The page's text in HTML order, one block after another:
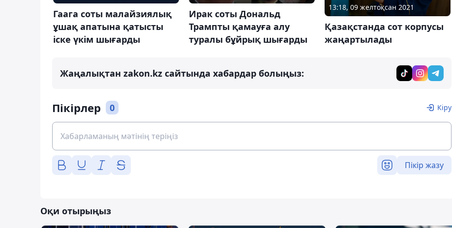
Гаага соты малайзиялық
ұшақ апатына қатысты
іске үкім шығарды
Ирак соты Дональд
Трампты қамауға алу
туралы бұйрық шығарды
13:18, 09 желтоқсан 2021
Қазақстанда сот корпусы
жаңартылады
Жаңалықтан zakon.kz сайтында хабардар болыңыз:
Пікірлер 0 Кіру
Пікір жазу
Оқи отырыңыз